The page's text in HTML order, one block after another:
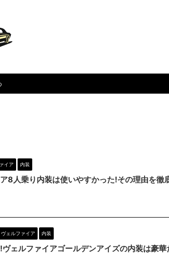
イア 内装
8人乗り内装は使いやすかった!その理由を徹
ヴェルファイア 内装
ェルファイアゴールデンアイズの内装は豪華